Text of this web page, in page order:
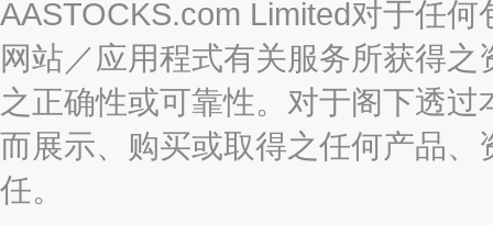
AASTOCKS.com Limited对于任
网站／应用程式有关服务所获得
之正确性或可靠性。对于阁下透
而展示、购买或取得之任何产品
任。